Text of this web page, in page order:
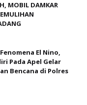
MOBIL DAMKAR
El Nino,
Pada Apel Gelar
Bencana di Polres